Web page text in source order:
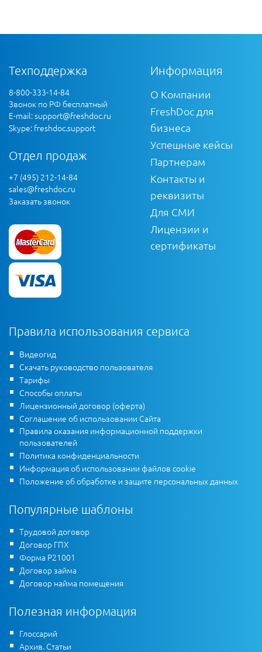
Техподдержка
8-800-333-14-84
Звонок по РФ бесплатный
E-mail:support@freshdoc.ru
Skype: freshdoc.support
Отдел продаж
+7 (495) 212-14-84
sales@freshdoc.ru
Заказать звонок
Информация
О Компании
FreshDoc для
бизнеса
Успешные кейсы
Партнерам
Контакты и
реквизиты
Для СМИ
Лицензии и
сертификаты
Правила использования сервиса
Видеогид
Скачать руководство пользователя
Тарифы
Способы оплаты
Лицензионный договор (оферта)
Соглашение об использовании Сайта
Правила оказания информационной поддержки
пользователей
Политика конфиденциальности
Информация об использовании файлов cookie
Положение об обработке и защите персональных данных
Популярные шаблоны
Трудовой договор
Договор ГПХ
Форма Р21001
Договор займа
Договор найма помещения
Полезная информация
Глоссарий
Архив. Статьи